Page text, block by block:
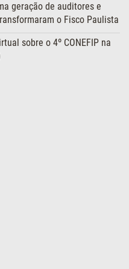
geração de auditores e
o Fisco Paulista
sobre o 4º CONEFIP na